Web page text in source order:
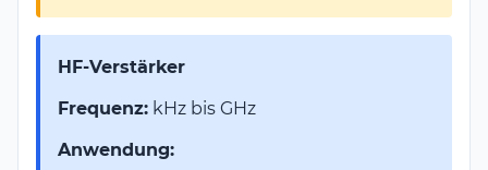
HF-Verstärker
Frequenz: kHz bis GHz
Anwendung: